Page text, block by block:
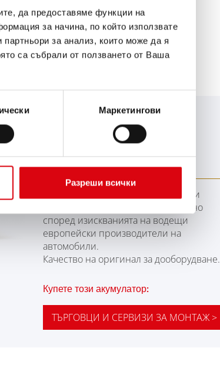
да предоставяме функции на
за начина, по който използвате
за анализ, които може да я
са събрали от ползването от Ваша
Маркетингови
Разреши всички
Running Bull AGM
AGM 560 01
Най-добрите и мощни акумулатори
Banner. С повишена мощност точно
според изискванията на водещи
европейски производители на
автомобили.
Качество на оригинал за дооборудване.
Купете този акумулатор:
ТЪРГОВЦИ И СЕРВИЗИ ЗА МОНТАЖ >